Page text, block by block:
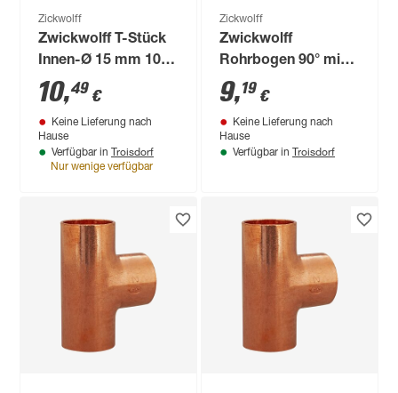
Zickwolff
Zwickwolff T-Stück
Innen-Ø 15 mm 10
Stück
10,49 €
Keine Lieferung nach
Hause
Verfügbar in Troisdorf
Nur wenige verfügbar
Zickwolff
Zwickwolff
Rohrbogen 90° mit
Endmuffen 10 Stück
9,19 €
Keine Lieferung nach
Hause
Verfügbar in Troisdorf